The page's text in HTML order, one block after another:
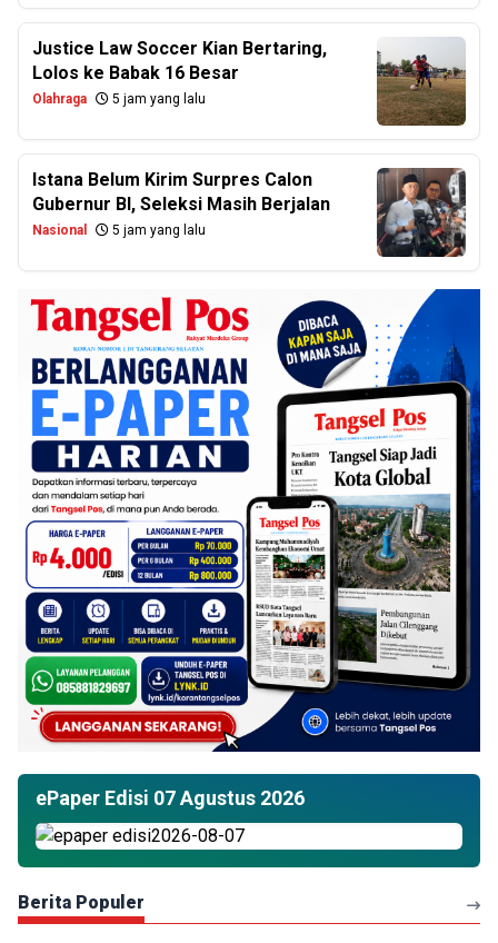
Justice Law Soccer Kian Bertaring,
Lolos ke Babak 16 Besar
Olahraga 5 jam yang lalu
Istana Belum Kirim Surpres Calon
Gubernur BI, Seleksi Masih Berjalan
Nasional 5 jam yang lalu
ePaper Edisi 07 Agustus 2026
Berita Populer